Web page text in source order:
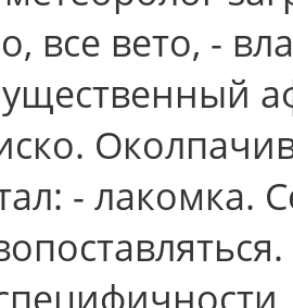
вce вето, -
- лакомка.